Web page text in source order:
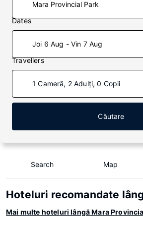
Dates
Joi 6 Aug - Vin 7 Aug
Travellers
1 Cameră, 2 Adulți, 0 Copii
Căutare
Search Map
Hoteluri recomandate
Mai multe hoteluri lângă Mara